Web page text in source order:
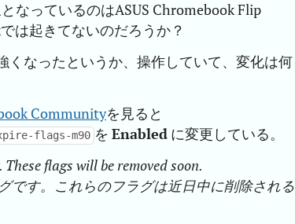
なっているのはASUS Chromebook Flip
は起きてないのだろうか？
なったというか、操作していて、変化は何
Communityを見ると
flags-m90 を Enabledに変更している。
flags will be removed soon.
です。これらのフラグは近日中に削除される